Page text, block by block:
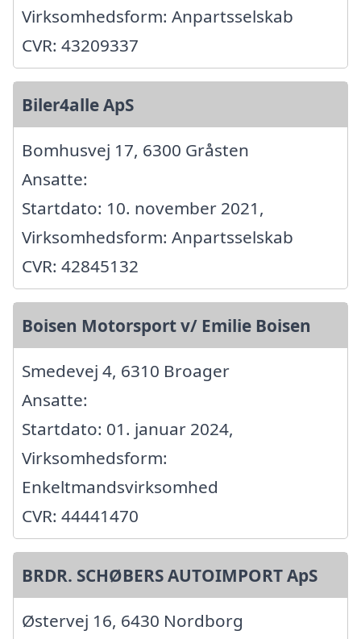
Virksomhedsform: Anpartsselskab
CVR: 43209337
Biler4alle ApS
Bomhusvej 17, 6300 Gråsten
Ansatte:
Startdato: 10. november 2021,
Virksomhedsform: Anpartsselskab
CVR: 42845132
Boisen Motorsport v/ Emilie Boisen
Smedevej 4, 6310 Broager
Ansatte:
Startdato: 01. januar 2024,
Virksomhedsform:
Enkeltmandsvirksomhed
CVR: 44441470
BRDR. SCHØBERS AUTOIMPORT ApS
Østervej 16, 6430 Nordborg